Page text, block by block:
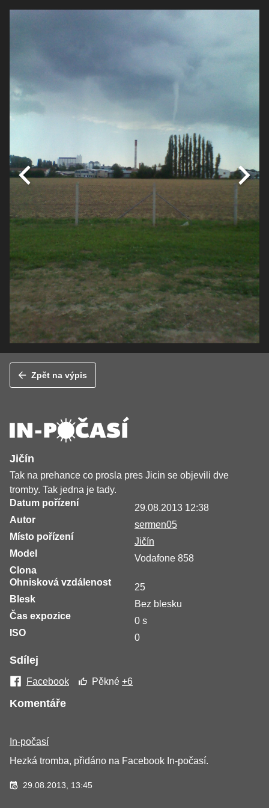
Zpět na výpis
Jičín
Tak na prehance co prosla pres Jicin se objevili dve
tromby. Tak jedna je tady.
Datum pořízení
29.08.2013 12:38
Autor
sermen05
Místo pořízení
Jičín
Model
Vodafone 858
Clona
Ohnisková vzdálenost
25
Blesk
Bez blesku
Čas expozice
0 s
ISO
0
Sdílej
Facebook Pěkné+6
Komentáře
In-počasí
Hezká tromba, přidáno na Facebook In-počasí.
29.08.2013, 13:45